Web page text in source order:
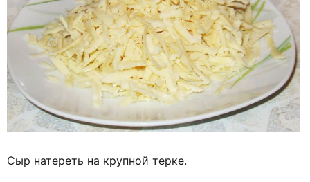
Сыр натереть на крупной терке.